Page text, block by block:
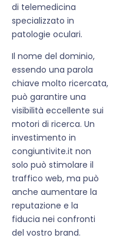
di telemedicina
specializzato in
patologie oculari.
Il nome del dominio,
essendo una parola
chiave molto ricercata,
può garantire una
visibilità eccellente sui
motori di ricerca. Un
investimento in
congiuntivite.it non
solo può stimolare il
traffico web, ma può
anche aumentare la
reputazione e la
fiducia nei confronti
del vostro brand.